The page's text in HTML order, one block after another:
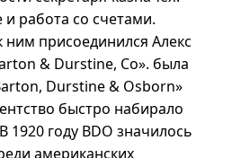
работа со счетами.
ним присоединился Алекс
& Durstine, Co». была
Durstine & Osborn»
быстро набирало
1920 году BDO значилось
американских